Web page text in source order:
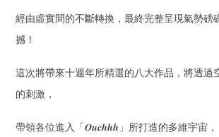
經由虛實間的不斷轉換，最終完整呈現氣勢磅
撼！​
這次將帶來十週年所精選的八大作品，將透過
的刺激，
帶領各位進入「𝑶𝒖𝒄𝒉𝒉𝒉 」所打造的多維宇宙，